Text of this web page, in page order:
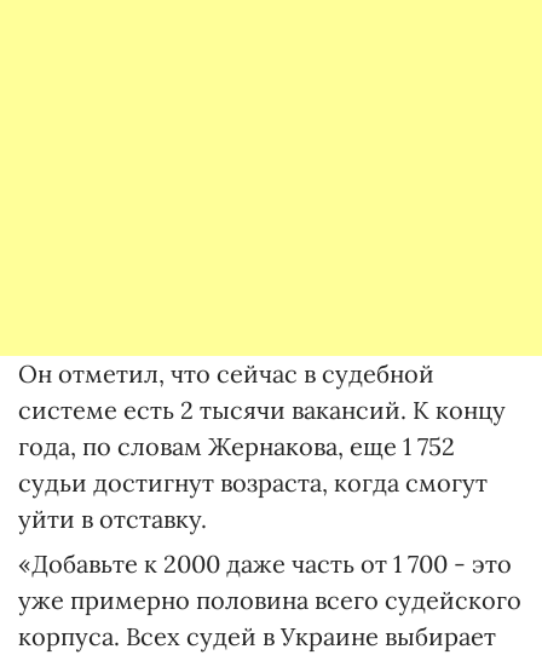
Он отметил, что сейчас в судебной
системе есть 2 тысячи вакансий. К концу
года, по словам Жернакова, еще 1 752
судьи достигнут возраста, когда смогут
уйти в отставку.
«Добавьте к 2000 даже часть от 1 700 - это
уже примерно половина всего судейского
корпуса. Всех судей в Украине выбирает